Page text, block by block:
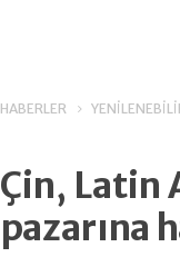
HABERLER
Çin, Latin
pazarına